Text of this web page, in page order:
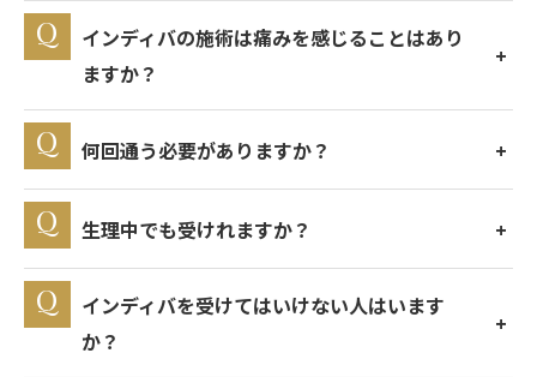
インディバの施術は痛みを感じることはあり
ますか？
何回通う必要がありますか？
生理中でも受けれますか？
インディバを受けてはいけない人はいます
か？